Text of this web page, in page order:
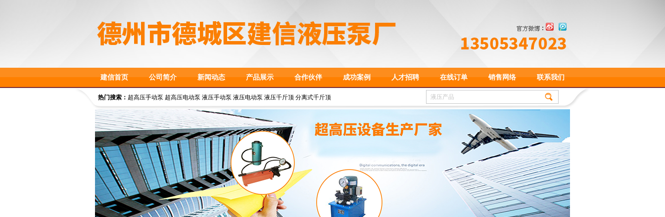
建信首页 公司简介 新闻动态 产品展示 合作伙伴 成功案例 人才招聘 在线订单 销售网络 联系我们
热门搜索： 超高压手动泵 超高压电动泵 液压手动泵 液压电动泵 液压千斤顶 分离式千斤顶